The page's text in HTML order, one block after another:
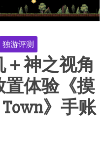
独游评测
＋神之视角
置体验《摸
》手账